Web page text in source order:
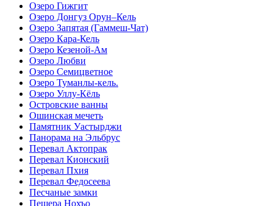
Озеро Гижгит
Озеро Донгуз Орун–Кель
Озеро Запятая (Гаммеш-Чат)
Озеро Кара-Кель
Озеро Кезеной-Ам
Озеро Любви
Озеро Семицветное
Озеро Туманлы-кель.
Озеро Уллу-Кёль
Островские ванны
Ошинская мечеть
Памятник Уастырджи
Панорама на Эльбрус
Перевал Актопрак
Перевал Кионский
Перевал Пхия
Перевал Федосеева
Песчаные замки
Пещера Нохъо